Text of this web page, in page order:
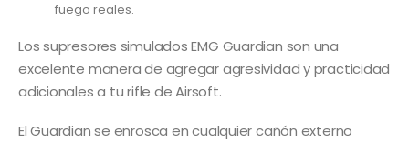
fuego reales.
Los supresores simulados EMG Guardian son una
excelente manera de agregar agresividad y practicidad
adicionales a tu rifle de Airsoft.
El Guardian se enrosca en cualquier cañón externo